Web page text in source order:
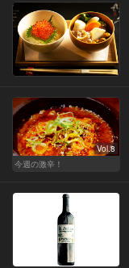
Vol.8
今週の激辛！